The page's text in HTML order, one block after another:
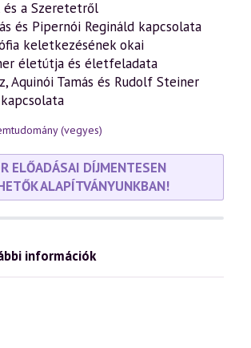
és a Szeretetről
és Pipernói Regináld kapcsolata
keletkezésének okai
életútja és életfeladata
Aquinói Tamás és Rudolf Steiner
(vegyes)
ELŐADÁSAI DÍJMENTESEN
ALAPÍTVÁNYUNKBAN!
információk